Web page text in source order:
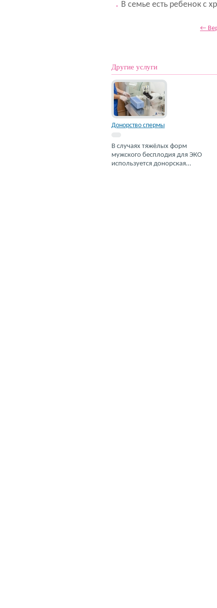
В семье есть ребенок с
←
Другие услуги
Донорство спермы
В случаях тяжёлых форм
мужского бесплодия для ЭКО
используется донорская…